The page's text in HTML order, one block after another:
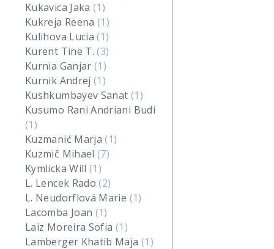
Kukavica Jaka(1)
Kukreja Reena(1)
Kulihova Lucia(1)
Kurent Tine T.(3)
Kurnia Ganjar(1)
Kurnik Andrej(1)
Kushkumbayev Sanat (1)
Kusumo Rani Andriani Budi
(1)
Kuzmanić Marja(1)
Kuzmič Mihael(7)
Kymlicka Will(1)
L. Lencek Rado(2)
L. Neudorflová Marie (1)
Lacomba Joan (1)
Laiz Moreira Sofia (1)
Lamberger Khatib Maja (1)